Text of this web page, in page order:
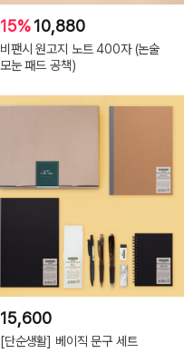
15%10,880
비팬시 원고지 노트 400자 (논술
모눈 패드 공책)
15,600
[단순생활] 베이직 문구 세트